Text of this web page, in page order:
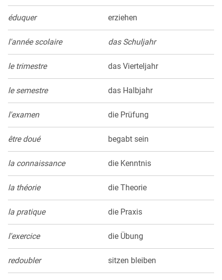
éduquer erziehen
l'année scolaire das Schuljahr
le trimestre das Vierteljahr
le semestre das Halbjahr
l'examen die Prüfung
être doué begabt sein
la connaissance die Kenntnis
la théorie die Theorie
la pratique die Praxis
l'exercice die Übung
redoubler sitzen bleiben